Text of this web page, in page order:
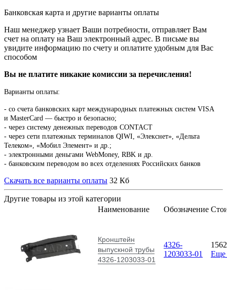
Банковская карта и другие варианты оплаты
Наш менеджер узнает Ваши потребности, отправляет Вам
счет на оплату на Ваш электронный адрес. В письме вы
увидите информацию по счету и оплатите удобным для Вас
способом
Вы не платите никакие комиссии за перечисления!
Варианты оплаты:
- со счета банковских карт международных платежных систем VISA
и MasterCard — быстро и безопасно;
- через систему денежных переводов CONTACT
- через сети платежных терминалов QIWI, «Элекснет», «Дельта
Телеком», «Мобил Элемент» и др.;
- электронными деньгами WebMoney, RBK и др.
- банковским переводом во всех отделениях Российских банков
Скачать все варианты оплаты 32 Кб
Другие товары из этой категории
Наименование
Обозначение
Кронштейн
выпускной трубы
4326-1203033-01
4326-
1203033-01
Еще